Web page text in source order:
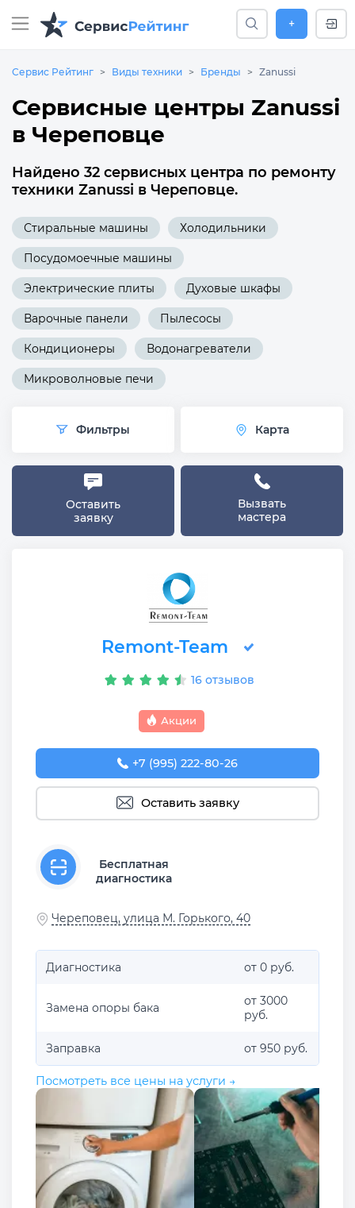
+
Сервис Рейтинг Виды техники Бренды Zanussi
Сервисные центры Zanussi
в Череповце
Найдено 32 сервисных центра по ремонту
техники Zanussi в Череповце.
Стиральные машины Холодильники
Посудомоечные машины
Электрические плиты Духовые шкафы
Варочные панели Пылесосы
Кондиционеры Водонагреватели
Микроволновые печи
Фильтры Карта
Оставить
заявку
Вызвать
мастера
Remont-Team
16 отзывов
Акции
+7 (995) 222-80-26
Оставить заявку
Бесплатная
диагностика
Череповец, улица М. Горького, 40
Диагностика от 0 руб.
Замена опоры бака
от 3000
руб.
Заправка от 950 руб.
Посмотреть все цены на услуги →